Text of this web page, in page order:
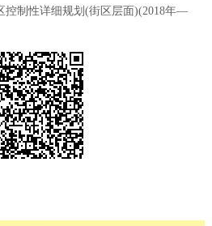
政策解读 回应关切
专题公开
法人服务
控制性详细规划(街区层面)(2018年—